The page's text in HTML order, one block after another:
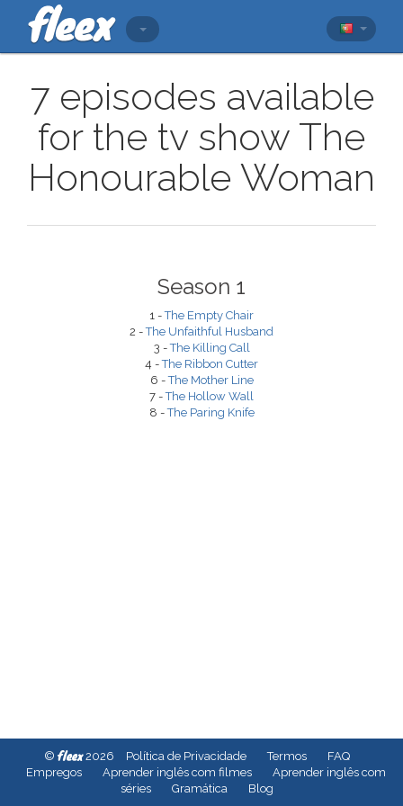
7 episodes available
for the tv show The
Honourable Woman
Season 1
1 -The Empty Chair
2 -The Unfaithful Husband
3 -The Killing Call
4 -The Ribbon Cutter
6 -The Mother Line
7 -The Hollow Wall
8 -The Paring Knife
© fleex2026 Política de Privacidade Termos
FAQ
Empregos
Aprender inglês com filmes
Aprender inglês com
séries
Gramática Blog